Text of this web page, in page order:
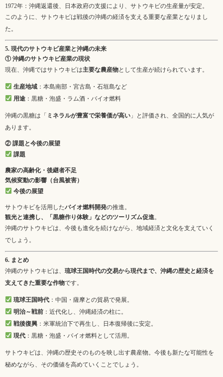
1972年：沖縄返還後、日本政府の支援により、サトウキビの生産量が安定。
このように、サトウキビは戦後の沖縄の経済を支える重要な産業となりまし
た。
5. 現代のサトウキビ産業と沖縄の未来
① 沖縄のサトウキビ産業の現状
現在、沖縄ではサトウキビは主要な農産物として生産が続けられています。
生産地域：本島南部・宮古島・石垣島など
用途：黒糖・泡盛・ラム酒・バイオ燃料
沖縄の黒糖は「 ミネラルが豊富で栄養価が高い 」と評価され、全国的に人気が
あります。
② 課題と今後の展望
課題
農家の高齢化・後継者不足
気候変動の影響（台風被害）
今後の展望
サトウキビを活用したバイオ燃料開発の推進。
観光と連携し、「黒糖作り体験」などのツーリズム促進。
沖縄のサトウキビは、今後も進化を続けながら、地域経済と文化を支えていく
でしょう。
6. まとめ
沖縄のサトウキビは、 琉球王国時代の交易から現代まで、沖縄の歴史と経済を
支えてきた重要な作物です。
琉球王国時代：中国・薩摩との貿易で発展。
明治～戦前：近代化し、沖縄経済の柱に。
戦後復興：米軍統治下で再生し、日本復帰後に安定。
現代：黒糖・泡盛・バイオ燃料として活用。
サトウキビは、沖縄の歴史そのものを映し出す農産物。今後も新たな可能性を
秘めながら、その価値を高めていくことでしょう。